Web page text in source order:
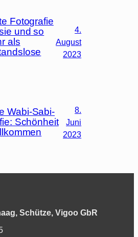
Fotografie
und so
als
4.
August
2023
Wabi-Sabi-
Schönheit
8.
Juni
2023
Schütze, Vigoo GbR